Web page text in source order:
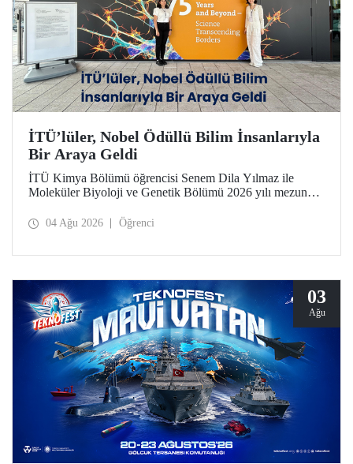
İTÜ’lüler, Nobel Ödüllü Bilim İnsanlarıyla
Bir Araya Geldi
İTÜ Kimya Bölümü öğrencisi Senem Dila Yılmaz ile
Moleküler Biyoloji ve Genetik Bölümü 2026 yılı mezunu
Etkinliklere Katılım Desteği kapsamında 75’inci Lindau
04 Ağu 2026 Öğrenci
03
Ağu